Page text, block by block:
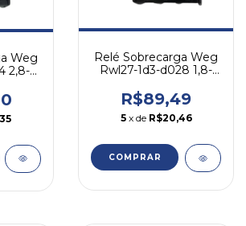
Weg
2,8-4
Relé Sobrecarga Weg
Rwl27-1d3-d028 1,8-
R$89,49
5 x de R$20,46
COMPRAR